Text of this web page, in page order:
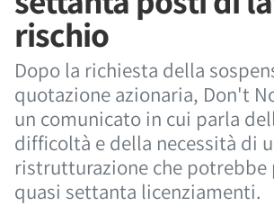
rischio
Dopo la richiesta della
quotazione azionaria, Don't
un comunicato in cui parla
difficoltà e della necessità di
ristrutturazione che potrebbe
quasi settanta licenziamenti.